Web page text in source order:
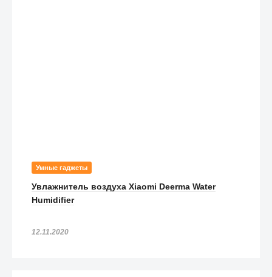
Умные гаджеты
Увлажнитель воздуха Xiaomi Deerma Water
Humidifier
12.11.2020